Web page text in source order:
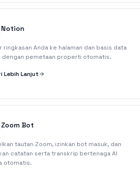
Notion
ringkasan Anda ke halaman dan basis data
dengan pemetaan properti otomatis.
Lebih Lanjut
Zoom Bot
tautan Zoom, izinkan bot masuk, dan
catatan serta transkrip bertenaga AI
otomatis.